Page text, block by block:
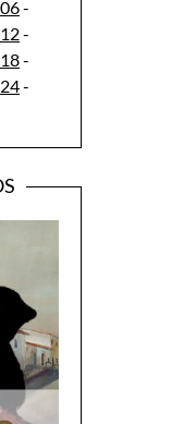
-
-
-
-